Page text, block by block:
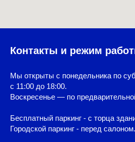
Контакты и режим
Мы открыты с понедельника по
с 11:00 до 18:00.
Воскресенье — по
Бесплатный паркинг - с торца
Городской паркинг - перед салоном.